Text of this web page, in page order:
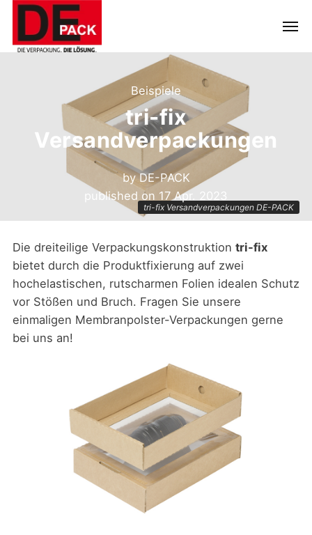
Beispiele
tri-fix
Versandverpackungen
byDE-PACK
published on 17 Apr. 2023
tri-fix Versandverpackungen DE-PACK
Die dreiteilige Verpackungskonstruktion tri-fix
bietet durch die Produktfixierung auf zwei
hochelastischen, rutscharmen Folien idealen Schutz
vor Stößen und Bruch. Fragen Sie unsere
einmaligen Membranpolster-Verpackungen gerne
bei uns an!